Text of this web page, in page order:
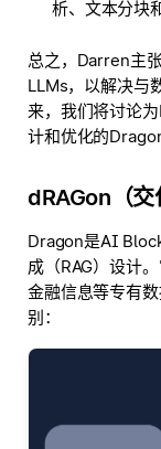
析、文本分块
总之，Darren主
LLMs，以解决与
来，我们将讨论
计和优化的
dRAGon（交
Dragon是AI
成（RAG）设计
金融信息等专有
别：